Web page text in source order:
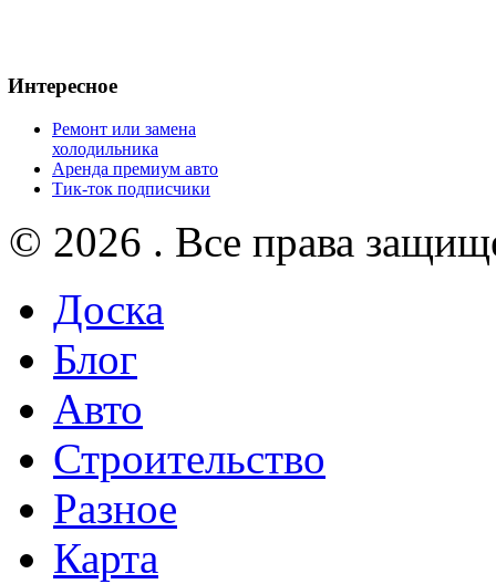
Интересное
Ремонт или замена
холодильника
Аренда премиум авто
Тик-ток подписчики
© 2026 . Все права
Доска
Блог
Авто
Строительство
Разное
Карта